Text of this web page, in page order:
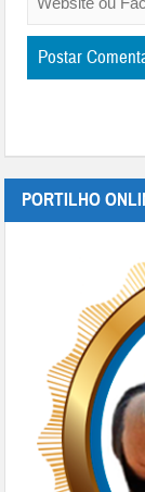
PORTILHO